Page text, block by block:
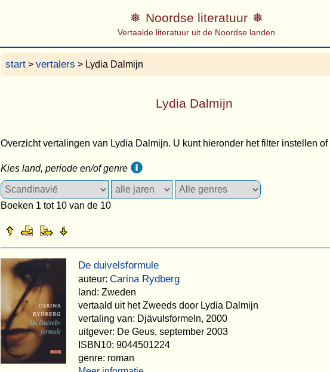
Noordse literatuur
Vertaalde literatuur uit de Noordse landen
start > vertalers > Lydia Dalmijn
Lydia Dalmijn
Overzicht vertalingen van Lydia Dalmijn. U kunt hieronder het filter instellen of
Kies land, periode en/of genre
Boeken 1 tot 10 van de 10
De duivelsformule
auteur: Carina Rydberg
land: Zweden
vertaald uit het Zweeds door Lydia Dalmijn
vertaling van: Djävulsformeln, 2000
uitgever: De Geus, september 2003
ISBN10: 9044501224
genre: roman